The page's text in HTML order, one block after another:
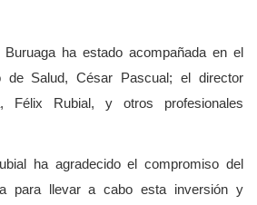
ha estado acompañada en el
de Salud, César Pascual; el director
Félix Rubial, y otros profesionales
ha agradecido el compromiso del
para llevar a cabo esta inversión y